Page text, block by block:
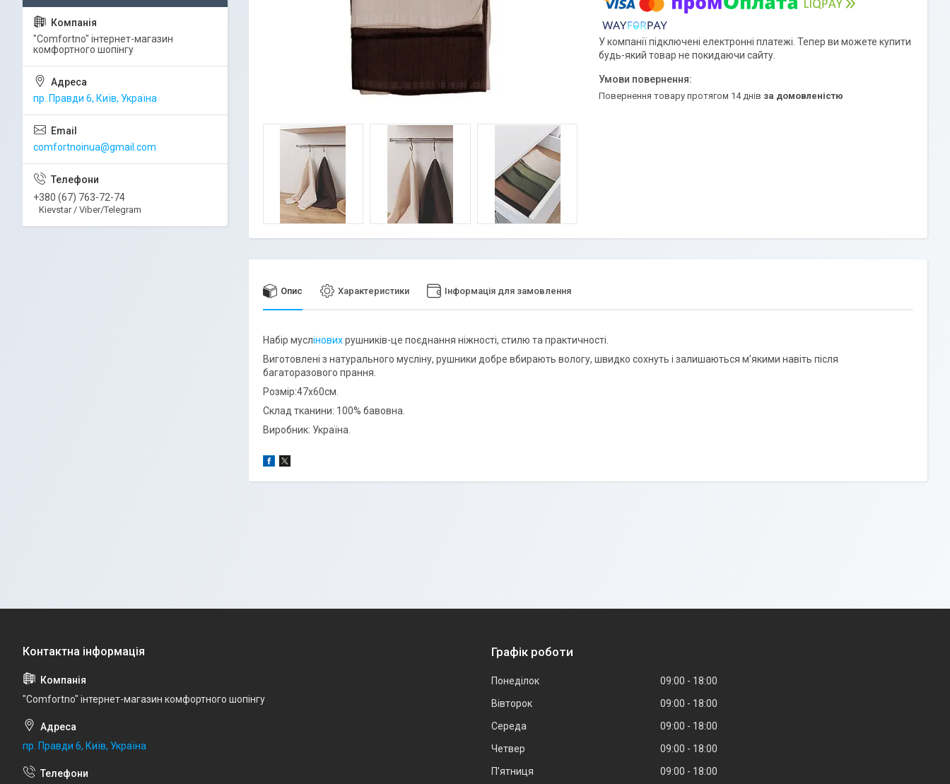
У компанії підключені електронні платежі. Тепер ви можете купити
будь-який товар не покидаючи сайту.
повернення товару протягом 14 днів за домовленістю
Опис Характеристики Інформація для замовлення
Набір мусліновихрушників-це поєднання ніжності, стилю та практичності.
Виготовлені з натурального мусліну, рушники добре вбирають вологу, швидко сохнуть і залишаються м’якими навіть після
багаторазового прання.
Розмір:47х60см.
Склад тканини: 100% бавовна.
Виробник: Україна.
"Comfortno" інтернет-магазин
комфортного шопінгу
пр. Правди 6, Київ, Україна
comfortnoinua@gmail.com
+380 (67) 763-72-74
Kievstar / Viber/Telegram
"Comfortno" інтернет-магазин комфортного шопінгу
пр. Правди 6, Київ, Україна
Графік роботи
Понеділок 09:00
18:00
Вівторок
09:00
18:00
Середа
09:00
18:00
Четвер
09:00
18:00
Пʼятниця
09:00 18:00